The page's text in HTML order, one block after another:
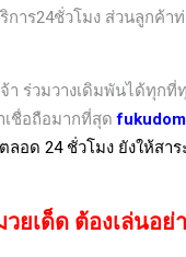
การ24ชั่วโมง ส่วนลูกค้
า ร่วมวางเดิมพันได้ทุกที่
เชื่อถือมากที่สุด
อด 24 ชั่วโมง ยังให้ส
ยเด็ด ต้องเล่นอย่